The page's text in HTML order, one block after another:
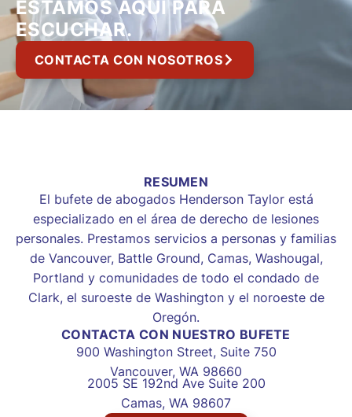
ESTAMOS AQUÍ PARA
ESCUCHAR.
CONTACTA CON NOSOTROS
RESUMEN
El bufete de abogados Henderson Taylor está
especializado en el área de derecho de lesiones
personales. Prestamos servicios a personas y familias
de Vancouver, Battle Ground, Camas, Washougal,
Portland y comunidades de todo el condado de
Clark, el suroeste de Washington y el noroeste de
Oregón.
CONTACTA CON NUESTRO BUFETE
900 Washington Street, Suite 750
Vancouver, WA 98660
2005 SE 192nd Ave Suite 200
Camas, WA 98607